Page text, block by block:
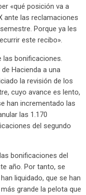
«qué posición va a
ante las reclamaciones
Porque ya les
este recibo».
las bonificaciones.
Hacienda a una
la revisión de los
cuyo avance es lento,
han incrementado las
las 1.170
del segundo
bonificaciones del
año. Por tanto, se
liquidado, que se han
grande la pelota que